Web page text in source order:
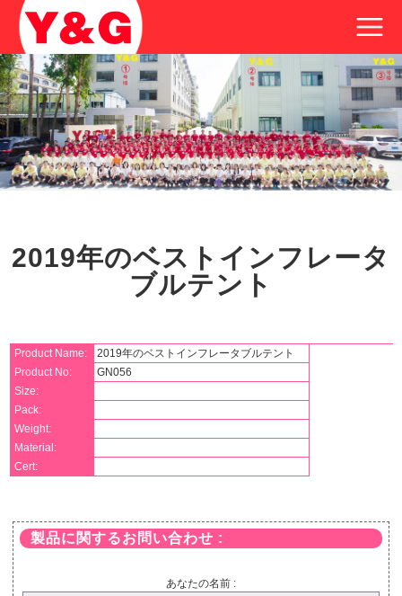
2019年のベストインフレータ
ブルテント
Product Name:
2019年のベストインフレータブルテント
Product No:
GN056
Size:
Pack:
Weight:
Material:
Cert:
製品に関するお問い合わせ :
あなたの名前 :